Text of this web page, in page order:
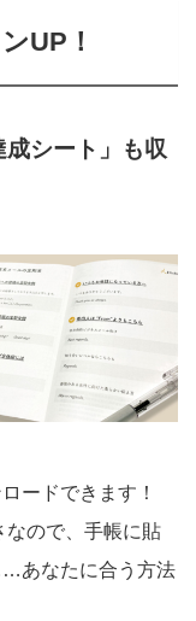
UP！
シート」も収
ードできます！
なので、手帳に貼
あなたに合う方法